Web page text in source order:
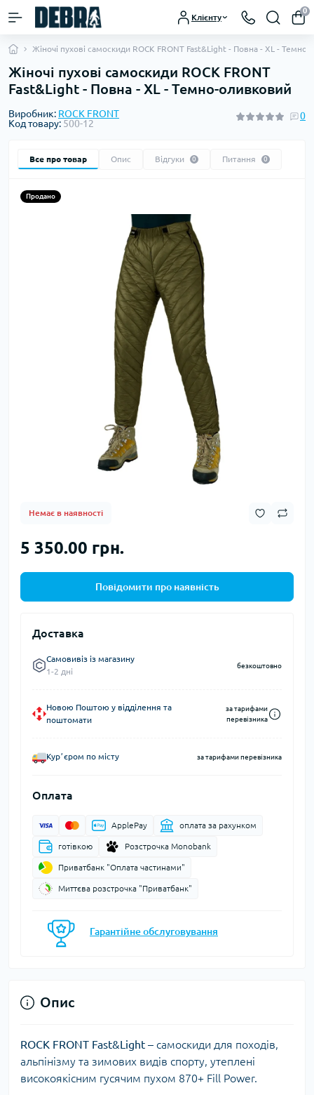
Клієнту
0
Жіночі пухові самоскиди ROCK FRONT Fast&Light - Повна - XL -
Жіночі пухові самоскиди ROCK FRONT
Fast&Light - Повна - XL - Темно-оливковий
Виробник: ROCK FRONT
Код товару: 500-12
0
Все про товар Опис Відгуки 0 Питання 0
Продано
Немає в наявності
5 350.00 грн.
Повідомити про наявність
Доставка
Самовивіз із магазину
1-2 дні
безкоштовно
Новою Поштою у відділення та
поштомати
за тарифами
перевізника
Курʼєром по місту за тарифами перевізника
Оплата
ApplePay оплата за рахунком
готівкою Розстрочка Monobank
Приватбанк "Оплата частинами"
Миттєва розстрочка "Приватбанк"
Гарантійне обслуговування
Опис
ROCK FRONT Fast&Light – самоскиди для походів,
альпінізму та зимових видів спорту, утеплені
високоякісним гусячим пухом 870+ Fill Power.